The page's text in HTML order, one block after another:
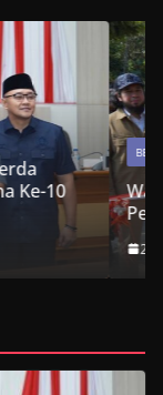
Sukabumi
Suci di Cikembar